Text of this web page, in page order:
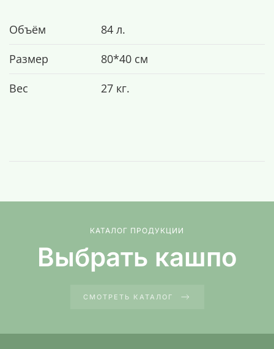
Объём
84 л.
Размер
80*40 см
Вес
27 кг.
КАТАЛОГ ПРОДУКЦИИ
Выбрать кашпо
СМОТРЕТЬ КАТАЛОГ